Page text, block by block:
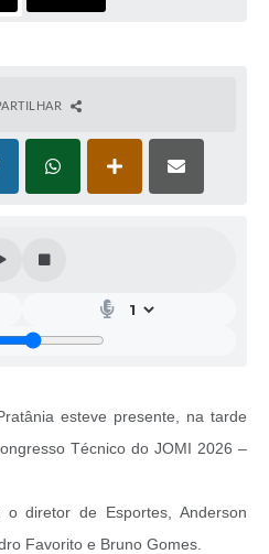
esteve presente, na tarde
Técnico do JOMI 2026 –
o diretor de Esportes, Anderson
Favorito e Bruno Gomes.